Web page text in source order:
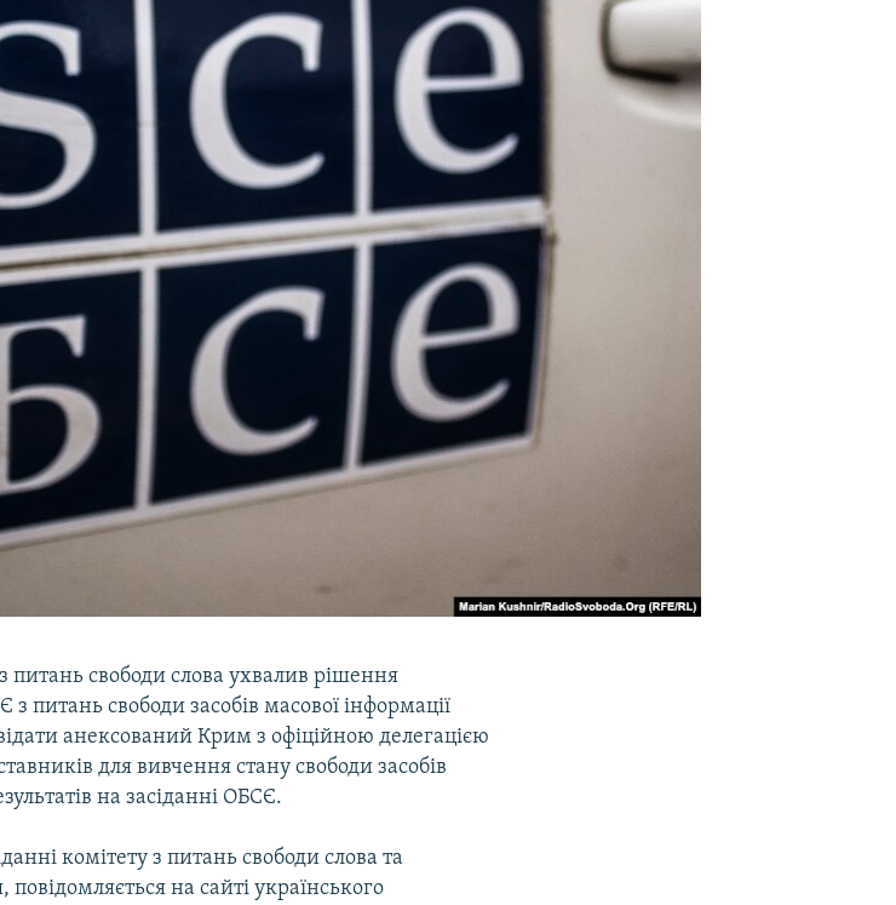
питань свободи слова ухвалив рішення
питань свободи засобів масової інформації
анексований Крим з офіційною делегацією
для вивчення стану свободи засобів
на засіданні ОБСЄ.
комітету з питань свободи слова та
повідомляється на сайті українського